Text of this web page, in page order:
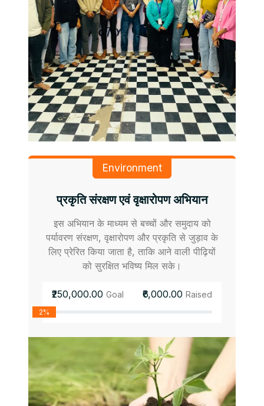
Environment
प्रकृति संरक्षण एवं वृक्षारोपण अभियान
इस अभियान के माध्यम से बच्चों और समुदाय को
पर्यावरण संरक्षण, वृक्षारोपण और प्रकृति से जुड़ाव के
लिए प्रेरित किया जाता है, ताकि आने वाली पीढ़ियों
को सुरक्षित भविष्य मिल सके।
₹250,000.00 Goal ₹6,000.00 Raised
2%